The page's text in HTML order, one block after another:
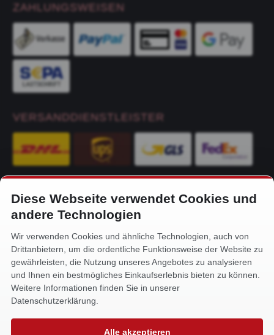
ZAHLUNGSWEISEN
VERSANDDIENSTLEISTER
KONTAKT
Alfa-Service Hurtienne GmbH
Siemensstr. 32
59199 Bönen
+49 (0) 2383 93640
info@alfa-service.com
Whatsapp (no voice calls):
Diese Webseite verwendet Cookies und
andere Technologien
Wir verwenden Cookies und ähnliche Technologien, auch von
Drittanbietern, um die ordentliche Funktionsweise der Website zu
gewährleisten, die Nutzung unseres Angebotes zu analysieren
und Ihnen ein bestmögliches Einkaufserlebnis bieten zu können.
Weitere Informationen finden Sie in unserer
Datenschutzerklärung.
Alle akzeptieren